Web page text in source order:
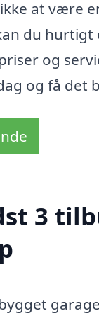
at være
du
og
og få det
3